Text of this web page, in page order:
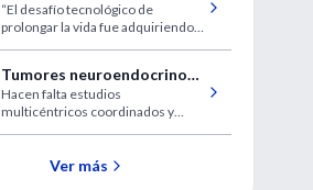
“El desafío tecnológico de
prolongar la vida fue adquiriendo
Heath con un prefacio y doce tesis
de John Berger.
Tumores neuroendocrinos
digestivos
Hacen falta estudios
multicéntricos coordinados y
supervivencia de estos pacientes.
Ver más